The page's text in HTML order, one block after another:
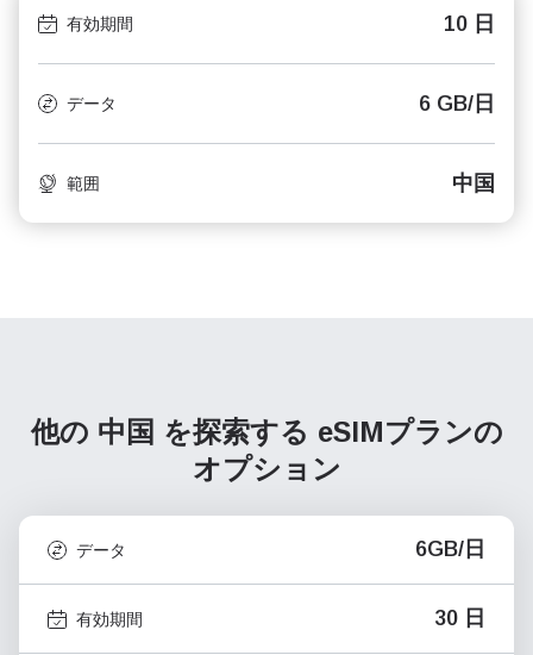
有効期間 10 日
データ 6 GB/日
範囲 中国
他の 中国 を探索する eSIMプランの
オプション
データ 6GB/日
有効期間 30 日